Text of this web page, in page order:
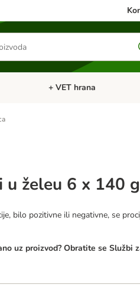
Male životinjePregled kategorija: Ptice
+ VET hrana
želeu 6 x 140 g
bilo pozitivne ili negativne, se
uz proizvod? Obratite se Službi